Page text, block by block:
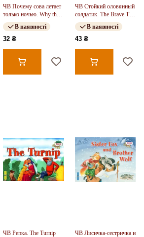
ЧВ Почему сова летает
только ночью. Why the
owl flies only by night
В наявності
32 ₴
ЧВ Стойкий оловянный
солдатик. The Brave Tin
Soldier
В наявності
43 ₴
ЧВ Репка. The Turnip
ЧВ Лисичка-сестричка и